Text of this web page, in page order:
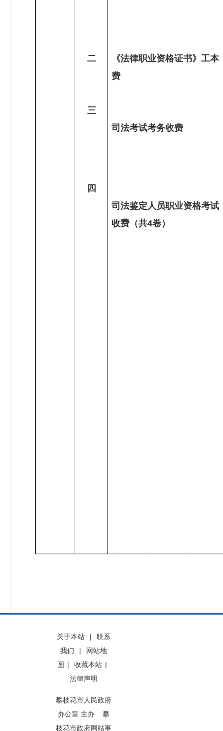
二
三
四
《法律职业资格证书》工本
费
司法考试考务收费
司法鉴定人员职业资格考试
收费（共4卷）
关于本站 |
联系
我们
|
网站地
图 | 收藏本站 |
法律声明
攀枝花市人民政府
办公室 主办 攀
枝花市政府网站事